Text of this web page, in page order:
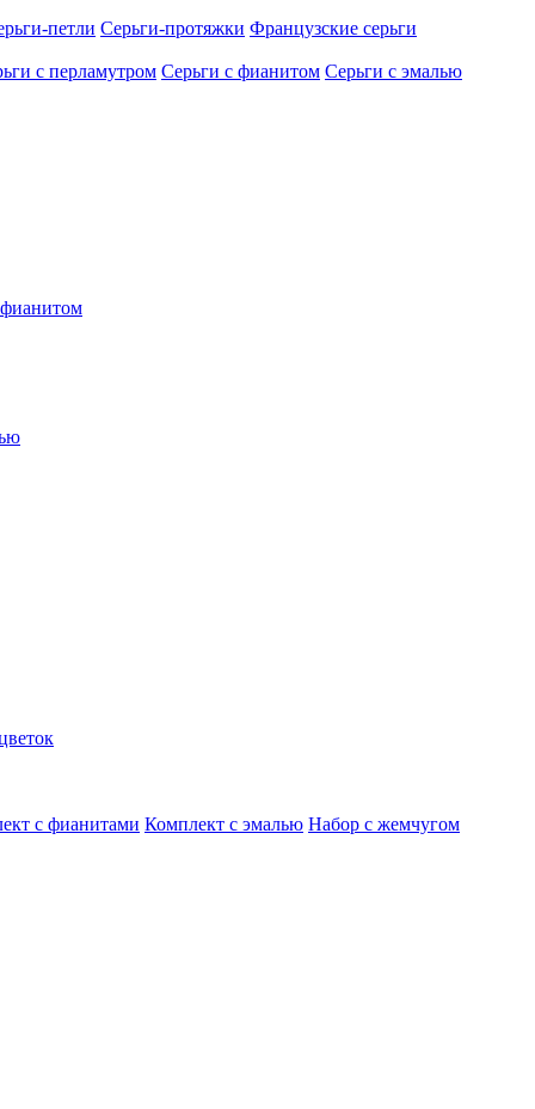
петли Серьги-протяжки Французские серьги
с перламутром Серьги с фианитом Серьги с эмалью
с фианитами Комплект с эмалью Набор с жемчугом